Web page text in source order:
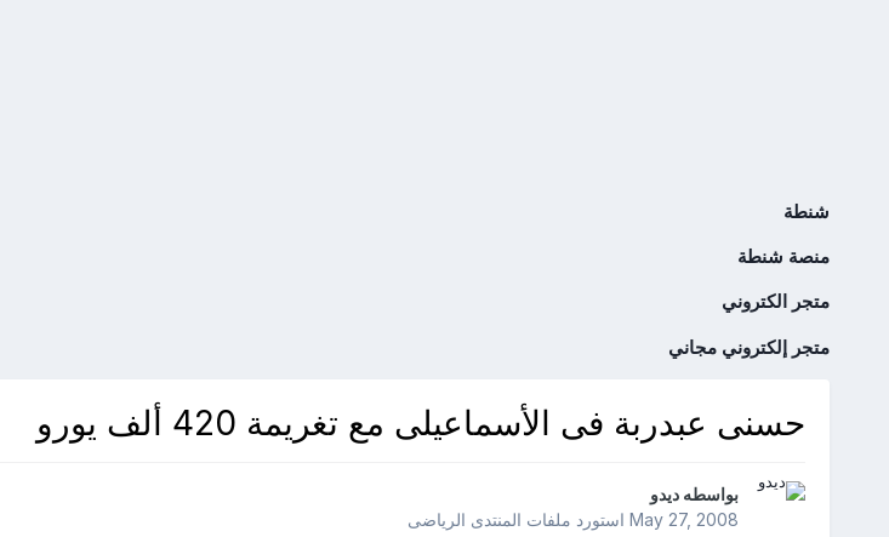
شنطة
منصة شنطة
متجر الكتروني
متجر إلكتروني مجاني
حسنى عبدربة فى الأسماعيلى مع تغريمة 420 ألف يورو
بواسطه ديدو
May 27, 2008استورد ملفات المنتدى الرياضى